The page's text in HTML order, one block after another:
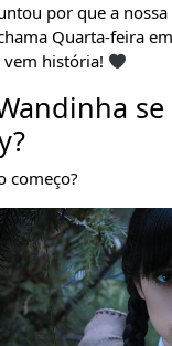
por que a
Quarta-feira
vem história!
começo?